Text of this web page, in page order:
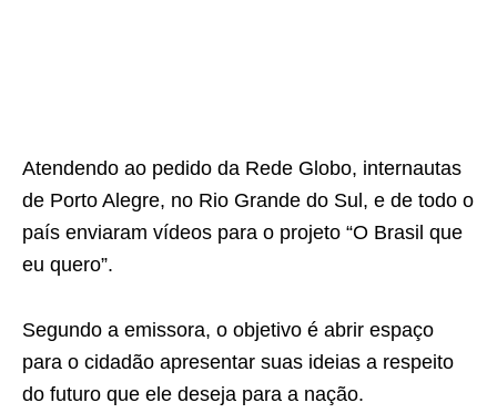
Atendendo ao pedido da Rede Globo, internautas
de Porto Alegre, no Rio Grande do Sul, e de todo o
país enviaram vídeos para o projeto “O Brasil que
eu quero”.
Segundo a emissora, o objetivo é abrir espaço
para o cidadão apresentar suas ideias a respeito
do futuro que ele deseja para a nação.